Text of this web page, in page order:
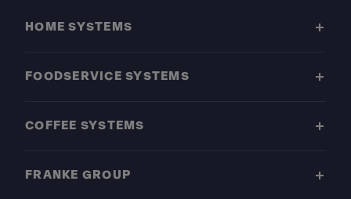
HOME SYSTEMS
FOODSERVICE SYSTEMS
COFFEE SYSTEMS
FRANKE GROUP